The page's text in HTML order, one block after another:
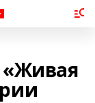
«Живая